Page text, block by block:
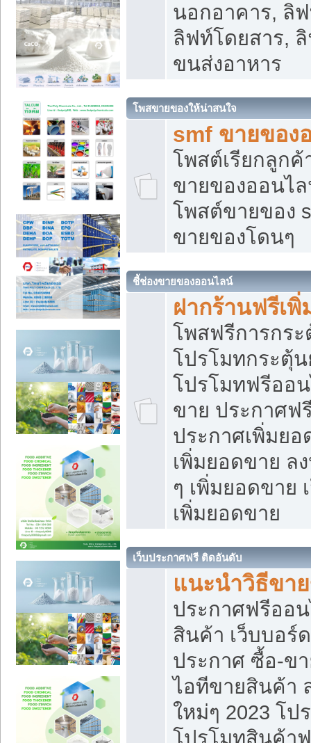
นอกอาคาร, ลิ
ลิฟท์โดยสาร,
ขนส่งอาหาร
โพสขายของให้น่าสนใจ
smf ขายของ
โพสต์เรียกลูกค้
ขายของออนไ
โพสต์ขายของ
ขายของโดนๆ
ชี้ช่องขายของออนไลน์
ฝากร้านฟรีเ
โพสฟรีการกร
โปรโมทกระตุ้
โปรโมทฟรีออ
ขาย ประกาศฟ
ประกาศเพิ่มย
เพิ่มยอดขาย ล
ๆ เพิ่มยอดขาย
เพิ่มยอดขาย
เว็บประกาศฟรี ติดอันดับ
แนะนำวิธีขา
ประกาศฟรีออ
สินค้า เว็บบอร์
ประกาศ ซื้อ-ข
ไอทีขายสินค้า
ใหม่ๆ 2023 โป
โปรโมทสินค้า